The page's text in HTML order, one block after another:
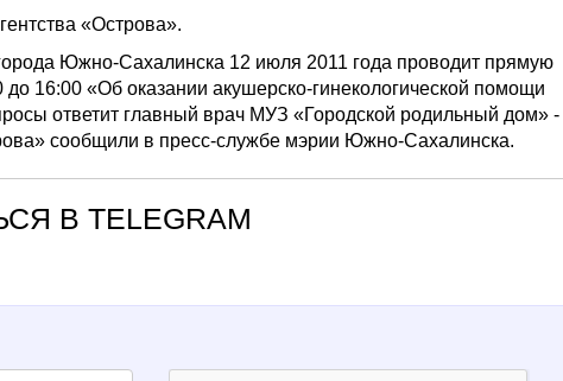
«Острова».
Южно-Сахалинска 12 июля 2011 года проводит прямую
до 16:00 «Об оказании акушерско-гинекологической помощи
ответит главный врач МУЗ «Городской родильный дом» -
сообщили в пресс-службе мэрии Южно-Сахалинска.
В TELEGRAM